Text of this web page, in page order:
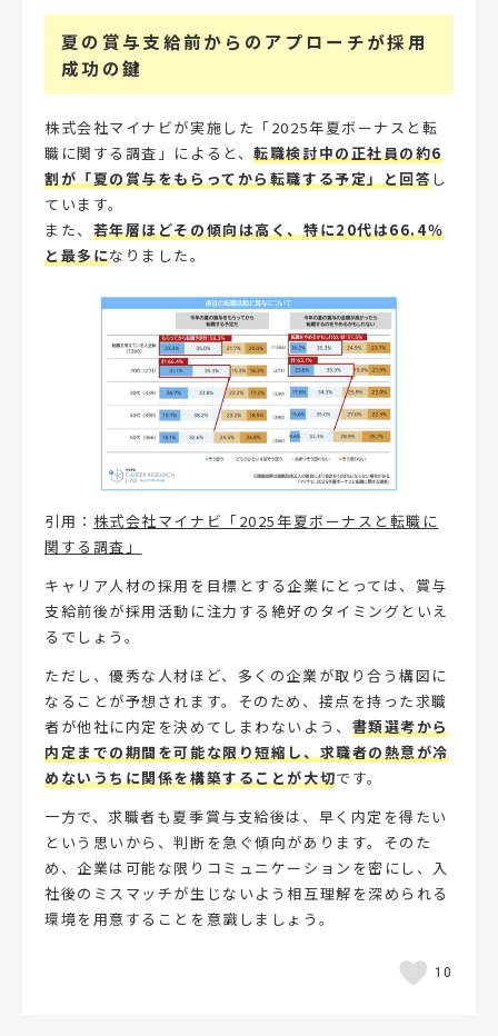
夏の賞与支給前からのアプローチが採用
成功の鍵
株式会社マイナビが実施した「2025年夏ボーナスと転
職に関する調査」によると、転職検討中の正社員の約6
割が「夏の賞与をもらってから転職する予定」と回答 し
ています。
また、 若年層ほどその傾向は高く、特に20代は66.4％
と最多になりました。
引用： 株式会社マイナビ「2025年夏ボーナスと転職に
関する調査」
キャリア人材の採用を目標とする企業にとっては、賞与
支給前後が採用活動に注力する絶好のタイミングといえ
るでしょう。
ただし、優秀な人材ほど、多くの企業が取り合う構図に
なることが予想されます。そのため、接点を持った求職
者が他社に内定を決めてしまわないよう、 書類選考から
内定までの期間を可能な限り短縮し、求職者の熱意が冷
めないうちに関係を構築することが大切です。
一方で、求職者も夏季賞与支給後は、早く内定を得たい
という思いから、判断を急ぐ傾向があります。そのた
め、企業は可能な限りコミュニケーションを密にし、入
社後のミスマッチが生じないよう相互理解を深められる
環境を用意することを意識しましょう。
10